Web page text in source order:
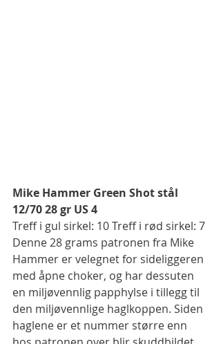
Mike Hammer Green Shot stål
12/70 28 gr US 4
Treff i gul sirkel: 10 Treff i rød sirkel: 7
Denne 28 grams patronen fra Mike
Hammer er velegnet for sideliggeren
med åpne choker, og har dessuten
en miljøvennlig papphylse i tillegg til
den miljøvennlige haglkoppen. Siden
haglene er et nummer større enn